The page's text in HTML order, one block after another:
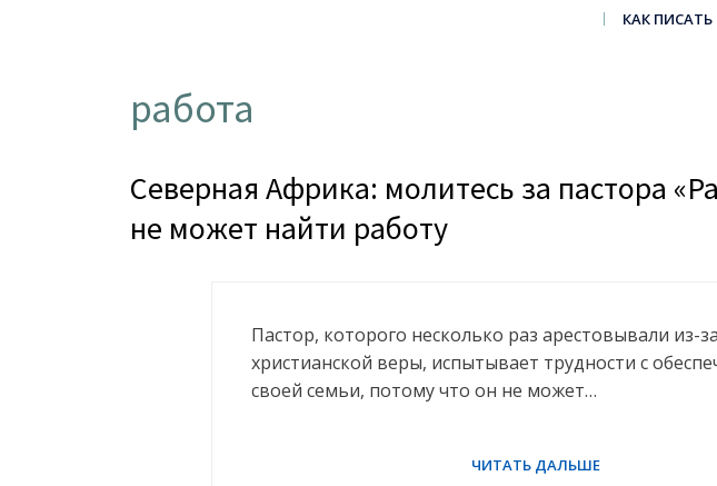
КАК
работа
Северная Африка: молитесь за пастора
не может найти работу
Пастор, которого несколько раз арестовывали из-
христианской веры, испытывает трудности с
своей семьи, потому что он не может…